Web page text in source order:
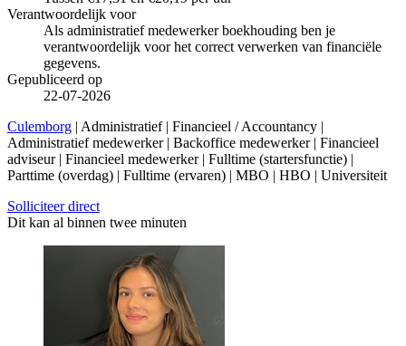
Verantwoordelijk voor
Als administratief medewerker boekhouding ben je
verantwoordelijk voor het correct verwerken van financiële
gegevens.
Gepubliceerd op
22-07-2026
Culemborg | Administratief | Financieel / Accountancy |
Administratief medewerker | Backoffice medewerker | Financieel
adviseur | Financieel medewerker | Fulltime (startersfunctie) |
Parttime (overdag) | Fulltime (ervaren) | MBO | HBO | Universiteit
Solliciteer direct
Dit kan al binnen twee minuten